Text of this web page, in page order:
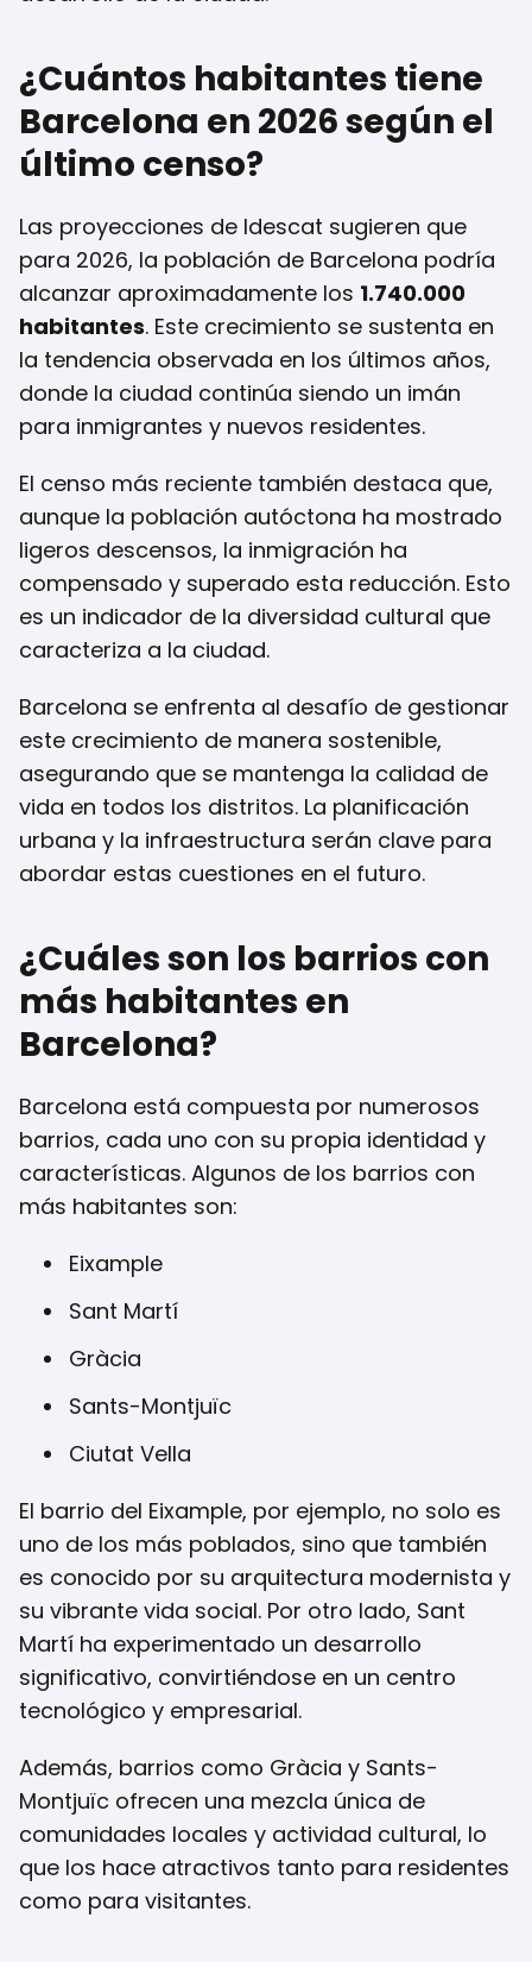
¿Cuántos habitantes tiene
Barcelona en 2026 según el
último censo?
Las proyecciones de Idescat sugieren que
para 2026, la población de Barcelona podría
alcanzar aproximadamente los 1.740.000
habitantes. Este crecimiento se sustenta en
la tendencia observada en los últimos años,
donde la ciudad continúa siendo un imán
para inmigrantes y nuevos residentes.
El censo más reciente también destaca que,
aunque la población autóctona ha mostrado
ligeros descensos, la inmigración ha
compensado y superado esta reducción. Esto
es un indicador de la diversidad cultural que
caracteriza a la ciudad.
Barcelona se enfrenta al desafío de gestionar
este crecimiento de manera sostenible,
asegurando que se mantenga la calidad de
vida en todos los distritos. La planificación
urbana y la infraestructura serán clave para
abordar estas cuestiones en el futuro.
¿Cuáles son los barrios con
más habitantes en
Barcelona?
Barcelona está compuesta por numerosos
barrios, cada uno con su propia identidad y
características. Algunos de los barrios con
más habitantes son:
Eixample
Sant Martí
Gràcia
Sants-Montjuïc
Ciutat Vella
El barrio del Eixample, por ejemplo, no solo es
uno de los más poblados, sino que también
es conocido por su arquitectura modernista y
su vibrante vida social. Por otro lado, Sant
Martí ha experimentado un desarrollo
significativo, convirtiéndose en un centro
tecnológico y empresarial.
Además, barrios como Gràcia y Sants-
Montjuïc ofrecen una mezcla única de
comunidades locales y actividad cultural, lo
que los hace atractivos tanto para residentes
como para visitantes.